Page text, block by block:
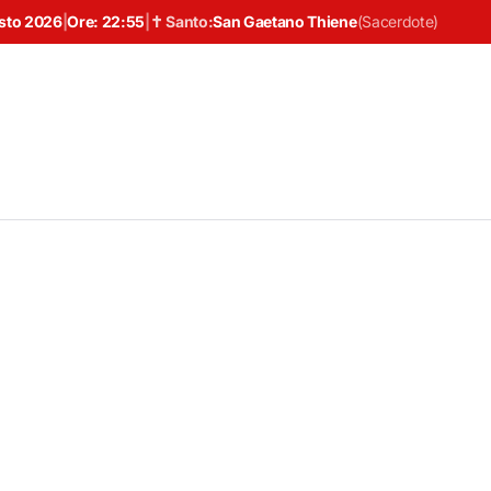
2026|Ore: 22:55 ✝ Santo:San Gaetano Thiene(Sacerdote)